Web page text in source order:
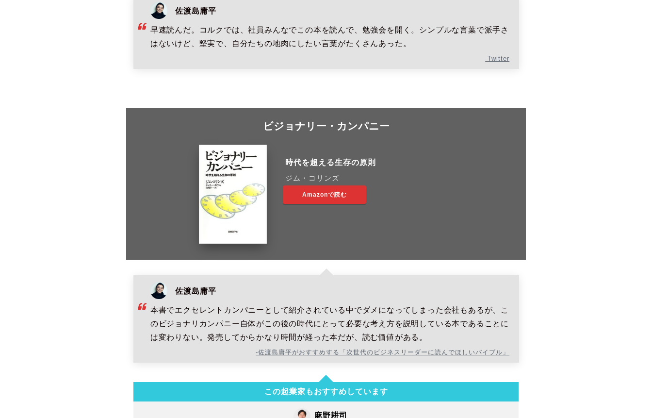
佐渡島庸平
早速読んだ。コルクでは、社員みんなでこの本を読んで、勉強会を開く。シンプルな言葉で派手さ
はないけど、堅実で、自分たちの地肉にしたい言葉がたくさんあった。
-Twitter
ビジョナリー・カンパニー
時代を超える生存の原則
ジム・コリンズ
Amazonで読む
佐渡島庸平
本書でエクセレントカンパニーとして紹介されている中でダメになってしまった会社もあるが、こ
のビジョナリカンパニー自体がこの後の時代にとって必要な考え方を説明している本であることに
は変わりない。発売してからかなり時間が経った本だが、読む価値がある。
-佐渡島庸平がおすすめする「次世代のビジネスリーダーに読んでほしいバイブル」
この起業家もおすすめしています
麻野耕司